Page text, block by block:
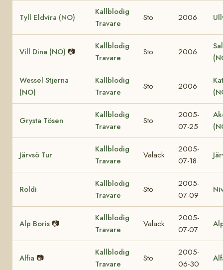
Tyll Eldvira (NO)
Kallblodig
Travare
Sto 2006
Vill Dina (NO) 📷
Kallblodig
Travare
Sto 2006
Wessel Stjerna
(NO)
Kallblodig
Travare
Sto 2006
Grysta Tösen
Kallblodig
Travare
Sto
2005-
07-25
Järvsö Tur
Kallblodig
Travare
Valack
2005-
07-18
Roldi
Kallblodig
Travare
Sto
2005-
07-09
Alp Boris 📷
Kallblodig
Travare
Valack
2005-
07-07
Alfia 📷
Kallblodig
Travare
Sto
2005-
06-30